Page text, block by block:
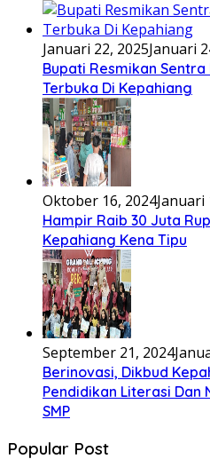
Januari 22, 2025Januari
Bupati Resmikan
Terbuka Di Kepahiang
Oktober 16, 2024Januari
Hampir Raib 30 Juta
Kepahiang Kena Tipu
September 21, 2024
Berinovasi, Dikbud
Pendidikan Literasi Dan
SMP
Popular Post